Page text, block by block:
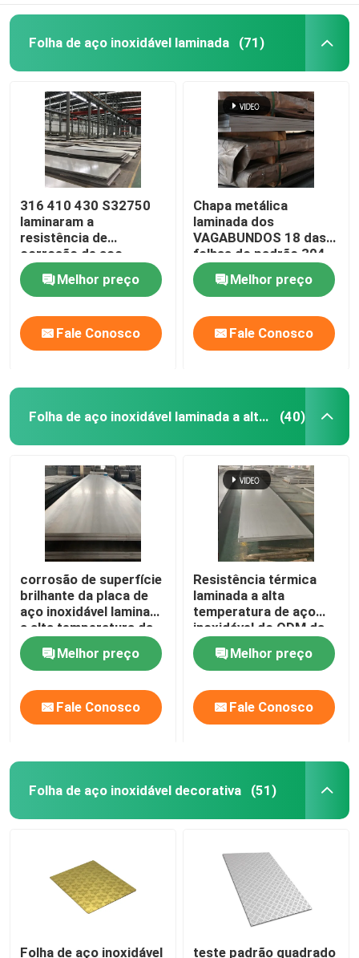
Folha de aço inoxidável laminada (71)
316 410 430 S32750
laminaram a
resistência de
corrosão de aço
inoxidável da folha
Melhor preço
Fale Conosco
Chapa metálica
laminada dos
VAGABUNDOS 18 das
folhas do padrão 304
de JIS calibre de aço
inoxidávelMelhor preço
Fale Conosco
Folha de aço inoxidável laminada a alta temperatura (40)
corrosão de superfície
brilhante da placa de
aço inoxidável laminada
a alta temperatura da
folha 304N anti
Melhor preço
Fale Conosco
Resistência térmica
laminada a alta
temperatura de aço
inoxidável do ODM da
folha da largura
1500mmMelhor preço
Fale Conosco
Folha de aço inoxidável decorativa (51)
Folha de aço inoxidável
teste padrão quadrado